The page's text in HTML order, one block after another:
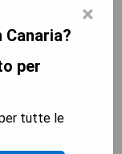
liegt nur 200
de
×
Canaria?
per
tutte le